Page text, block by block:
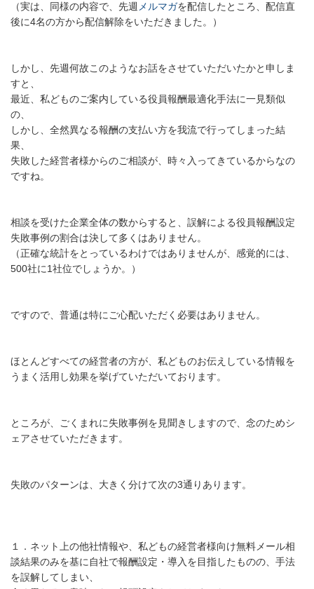
（実は、同様の内容で、先週 メルマガを配信したところ、配信直
後に4名の方から配信解除をいただきました。）
しかし、先週何故このようなお話をさせていただいたかと申しま
すと、
最近、私どものご案内している役員報酬最適化手法に一見類似
の、
しかし、全然異なる報酬の支払い方を我流で行ってしまった結
果、
失敗した経営者様からのご相談が、時々入ってきているからなの
ですね。
相談を受けた企業全体の数からすると、誤解による役員報酬設定
失敗事例の割合は決して多くはありません。
（正確な統計をとっているわけではありませんが、感覚的には、
500社に1社位でしょうか。）
ですので、普通は特にご心配いただく必要はありません。
ほとんどすべての経営者の方が、私どものお伝えしている情報を
うまく活用し効果を挙げていただいております。
ところが、ごくまれに失敗事例を見聞きしますので、念のためシ
ェアさせていただきます。
失敗のパターンは、大きく分けて次の3通りあります。
１．ネット上の他社情報や、私どもの経営者様向け無料メール相
談結果のみを基に自社で報酬設定・導入を目指したものの、手法
を誤解してしまい、